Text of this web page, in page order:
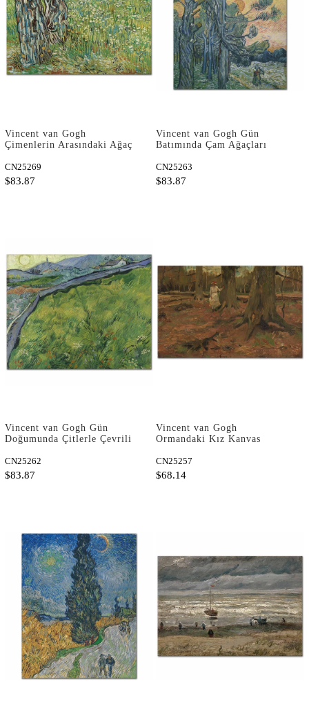
Vincent van Gogh
Çimenlerin Arasındaki Ağaç
CN25269
$83.87
Vincent van Gogh Gün
Batımında Çam Ağaçları
CN25263
$83.87
Vincent van Gogh Gün
Doğumunda Çitlerle Çevrili
Tablo
CN25262
$83.87
Vincent van Gogh
Ormandaki Kız Kanvas
CN25257
$68.14